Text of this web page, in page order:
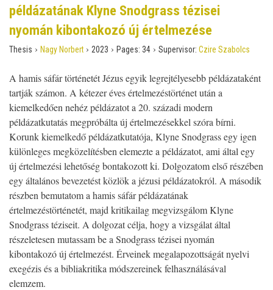
példázatának Klyne Snodgrass tézisei
nyomán kibontakozó új értelmezése
Thesis › Nagy Norbert › 2023 › Pages: 34 › Supervisor: Czire Szabolcs
A hamis sáfár történetét Jézus egyik legrejtélyesebb példázataként
tartják számon. A kétezer éves értelmezéstörténet után a
kiemelkedően nehéz példázatot a 20. századi modern
példázatkutatás megpróbálta új értelmezésekkel szóra bírni.
Korunk kiemelkedő példázatkutatója, Klyne Snodgrass egy igen
különleges megközelítésben elemezte a példázatot, ami által egy
új értelmezési lehetőség bontakozott ki. Dolgozatom első részében
egy általános bevezetést közlök a jézusi példázatokról. A második
részben bemutatom a hamis sáfár példázatának
értelmezéstörténetét, majd kritikailag megvizsgálom Klyne
Snodgrass téziseit. A dolgozat célja, hogy a vizsgálat által
részeletesen mutassam be a Snodgrass tézisei nyomán
kibontakozó új értelmezést. Érveinek megalapozottságát nyelvi
exegézis és a bibliakritika módszereinek felhasználásával
elemzem.